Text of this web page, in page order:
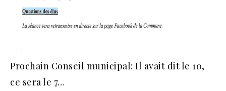
Prochain Conseil municipal: Il avait dit le 10,
ce sera le 7…